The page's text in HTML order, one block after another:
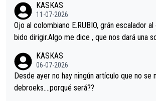
i sin pedalear, luego está el saludo con
mano de una manera muy fraternal, más allá
es en el hombro con que saludaba a
eta, a ver si por querer poner a Del Toro con
ción de podio UAE y Pojacar se van
KASKAS
11-07-2026
Ojo al colombiano E.RUBIO, grán escalador al
bido dirigir.Algo me dice , que nos dará
KASKAS
06-07-2026
Desde ayer no hay ningún artículo que no se meta
debroeks….porqué será??